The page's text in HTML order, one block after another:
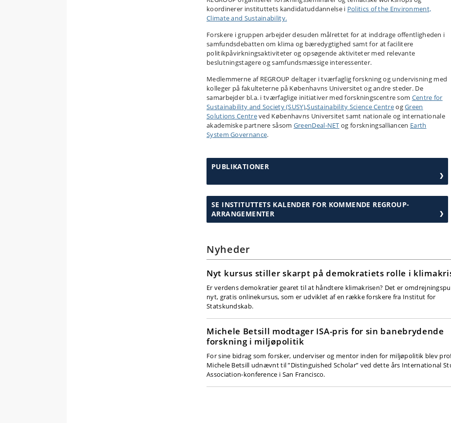
koordinerer instituttets kandidatuddannelse i Politics of the Environment,
Climate and Sustainability.
Forskere i gruppen arbejder desuden målrettet for at inddrage offentligheden i
samfundsdebatten om klima og bæredygtighed samt for at facilitere
politikpåvirkningsaktiviteter og opsøgende aktiviteter med relevante
beslutningstagere og samfundsmæssige interessenter.
Medlemmerne af REGROUP deltager i tværfaglig forskning og undervisning med
kolleger på fakulteterne på Københavns Universitet og andre steder. De
samarbejder bl.a. i tværfaglige initiativer med forskningscentre som Centre for
Sustainability and Society (SUSY),Sustainability Science CentreogGreen
Solutions Centreved Københavns Universitet samt nationale og internationale
akademiske partnere såsom GreenDeal-NET og forskningsalliancen Earth
System Governance.
PUBLIKATIONER
SE INSTITUTTETS KALENDER FOR KOMMENDE REGROUP-
ARRANGEMENTER
Nyheder
Nyt kursus stiller skarpt på demokratiets rolle i
Er verdens demokratier gearet til at håndtere klimakrisen? Det er
nyt, gratis onlinekursus, som er udviklet af en række forskere fra Institut for
Statskundskab.
Michele Betsill modtager ISA-pris for sin banebrydende
forskning i miljøpolitik
For sine bidrag som forsker, underviser og mentor inden for miljøpolitik blev
Michele Betsill udnævnt til ”Distinguished Scholar” ved dette års International
Association-konference i San Francisco.